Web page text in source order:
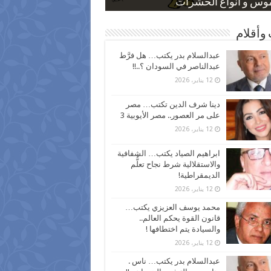
و أنواع الحشرات
بعد ارتفاع الأسعار
نسبة الطلاق في مصر
كاركاتيرية
كاركاتيرية
وأقلام
عبدالسلام بدر يكتب… هل فرَّط
عبدالناصر في السودان ؟..!!
12 يناير، 2026
دينا شرف الدين تكتب… مصر
على مر العصور.. مصر الأيوبية 3
12 يناير، 2026
ابراهيم الصياد يكتب… الشفافية
والاستقلالية شرط نجاح تعلُّم
الديمقراطية!
12 يناير، 2026
محمد يوسف العزيزي يكتب…
قانون القوة يحكم العالم..
والسيادة يتم اختطافها !
12 يناير، 2026
عبدالسلام بدر يكتب… ناس .